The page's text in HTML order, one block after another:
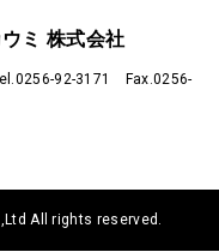
ミ 株式会社
92-3171 Fax.0256-
All rights reserved.